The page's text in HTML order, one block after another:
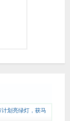
划亮绿灯，获马